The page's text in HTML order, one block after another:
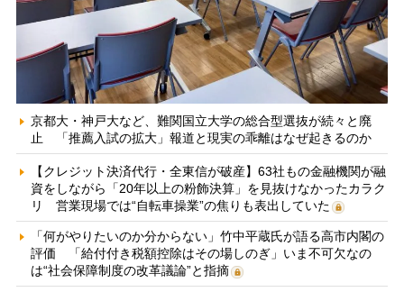
京都大・神戸大など、難関国立大学の総合型選抜が続々と廃
止 「推薦入試の拡大」報道と現実の乖離はなぜ起きるのか
【クレジット決済代行・全東信が破産】63社もの金融機関が融
資をしながら「20年以上の粉飾決算」を見抜けなかったカラク
リ 営業現場では“自転車操業”の焦りも表出していた
「何がやりたいのか分からない」竹中平蔵氏が語る高市内閣の
評価 「給付付き税額控除はその場しのぎ」いま不可欠なの
は“社会保障制度の改革議論”と指摘